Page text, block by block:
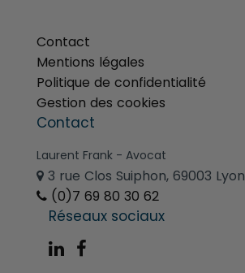
Contact
Mentions légales
Politique de confidentialité
Gestion des cookies
Contact
Laurent Frank - Avocat
3 rue Clos Suiphon, 69003 Lyon
(0)7 69 80 30 62
Réseaux sociaux